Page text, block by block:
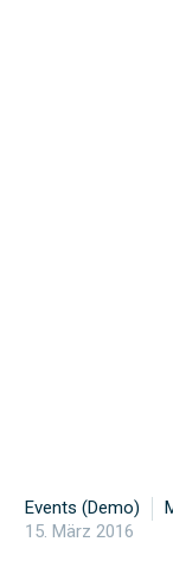
Events (Demo)
15. März 2016